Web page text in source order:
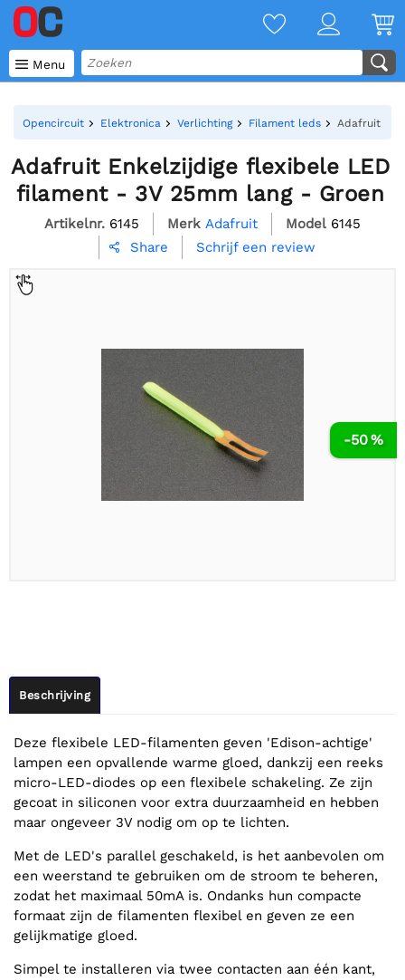
 Menu
Opencircuit Elektronica Verlichting Filament leds Adafruit
Adafruit Enkelzijdige flexibele LED
filament - 3V 25mm lang - Groen
Artikelnr. 6145 Merk Adafruit Model 6145
 Share Schrijf een review
-50 %
Beschrijving
Deze flexibele LED-filamenten geven 'Edison-achtige'
lampen een opvallende warme gloed, dankzij een reeks
micro-LED-diodes op een flexibele schakeling. Ze zijn
gecoat in siliconen voor extra duurzaamheid en hebben
maar ongeveer 3V nodig om op te lichten.
Met de LED's parallel geschakeld, is het aanbevolen om
een weerstand te gebruiken om de stroom te beheren,
zodat het maximaal 50mA is. Ondanks hun compacte
formaat zijn de filamenten flexibel en geven ze een
gelijkmatige gloed.
Simpel te installeren via twee contacten aan één kant,